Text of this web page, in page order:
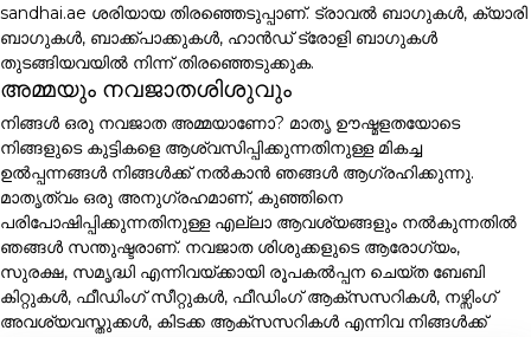
sandhai.ae ശരിയായ തിരഞ്ഞെടുപ്പാണ്. ട്രാവൽ ബാഗുകൾ, ക്യാരി
ബാഗുകൾ, ബാക്ക്പാക്കുകൾ, ഹാൻഡ് ട്രോളി ബാഗുകൾ
തുടങ്ങിയവയിൽ നിന്ന് തിരഞ്ഞെടുക്കുക.
അമ്മയും നവജാതശിശുവും
നിങ്ങൾ ഒരു നവജാത അമ്മയാണോ? മാതൃ ഊഷ്മളതയോടെ
നിങ്ങളുടെ കുട്ടികളെ ആശ്വസിപ്പിക്കുന്നതിനുള്ള മികച്ച
ഉൽപ്പന്നങ്ങൾ നിങ്ങൾക്ക് നൽകാൻ ഞങ്ങൾ ആഗ്രഹിക്കുന്നു.
മാതൃത്വം ഒരു അനുഗ്രഹമാണ്, കുഞ്ഞിനെ
പരിപോഷിപ്പിക്കുന്നതിനുള്ള എല്ലാ ആവശ്യങ്ങളും നൽകുന്നതിൽ
ഞങ്ങൾ സന്തുഷ്ടരാണ്. നവജാത ശിശുക്കളുടെ ആരോഗ്യം,
സുരക്ഷ, സമൃദ്ധി എന്നിവയ്ക്കായി രൂപകൽപ്പന ചെയ്ത ബേബി
കിറ്റുകൾ, ഫീഡിംഗ് സീറ്റുകൾ, ഫീഡിംഗ് ആക്സസറികൾ, നഴ്സിംഗ്
അവശ്യവസ്തുക്കൾ, കിടക്ക ആക്സസറികൾ എന്നിവ നിങ്ങൾക്ക്